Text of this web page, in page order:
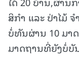
ສິກໍາ ແລະ ປ່າໄມ້
ບໍ່ທັນຜ່ານ 10 ມາ
ມາດຖານທີ່ຍັງບໍ່ບັ